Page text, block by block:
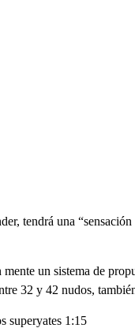
tendrá una
un sistema de
32 y 42 nudos,
superyates 1:15